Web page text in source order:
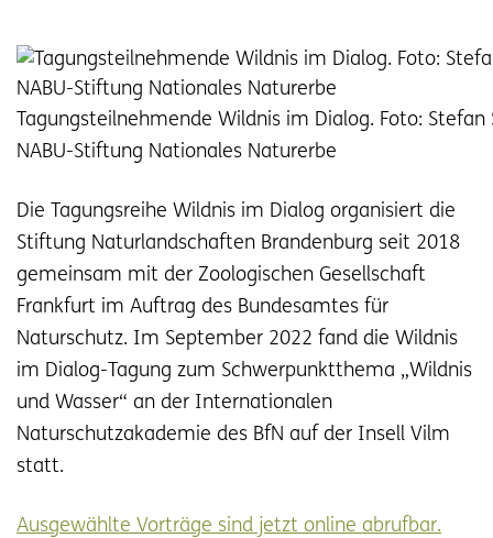
Tagungsteilnehmende Wildnis im Dialog. Foto: Stefan
NABU-Stiftung Nationales Naturerbe
Die Tagungsreihe Wildnis im Dialog organisiert die
Stiftung Naturlandschaften Brandenburg seit 2018
gemeinsam mit der Zoologischen Gesellschaft
Frankfurt im Auftrag des Bundesamtes für
Naturschutz. Im September 2022 fand die Wildnis
im Dialog-Tagung zum Schwerpunktthema „Wildnis
und Wasser“ an der Internationalen
Naturschutzakademie des BfN auf der Insell Vilm
statt.
Ausgewählte Vorträge sind jetzt online abrufbar.